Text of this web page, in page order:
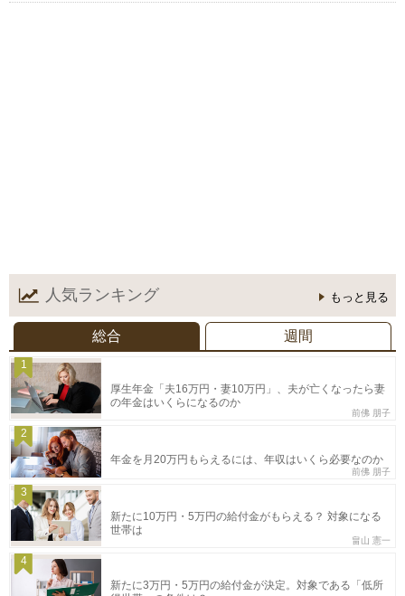
人気ランキング もっと見る
総合 週間
1
厚生年金「夫16万円・妻10万円」、夫が亡くなったら妻
の年金はいくらになるのか
前佛 朋子
2
年金を月20万円もらえるには、年収はいくら必要なのか
前佛 朋子
3
新たに10万円・5万円の給付金がもらえる？ 対象になる
世帯は
畠山 憲一
4
新たに3万円・5万円の給付金が決定。対象である「低所